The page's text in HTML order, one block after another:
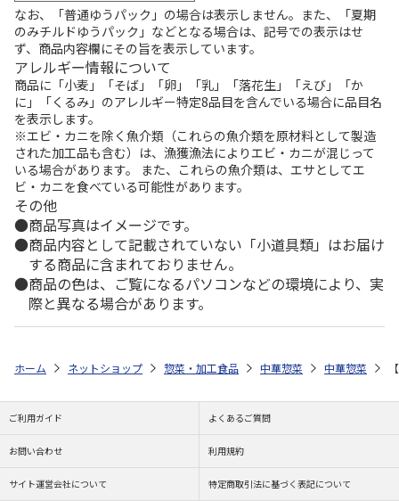
なお、「普通ゆうパック」の場合は表示しません。また、「夏期
のみチルドゆうパック」などとなる場合は、記号での表示はせ
ず、商品内容欄にその旨を表示しています。
アレルギー情報について
商品に「小麦」「そば」「卵」「乳」「落花生」「えび」「か
に」「くるみ」のアレルギー特定8品目を含んでいる場合に品目名
を表示します。
※エビ・カニを除く魚介類（これらの魚介類を原材料として製造
された加工品も含む）は、漁獲漁法によりエビ・カニが混じって
いる場合があります。 また、これらの魚介類は、エサとしてエ
ビ・カニを食べている可能性があります。
その他
商品写真はイメージです。
商品内容として記載されていない「小道具類」はお届け
する商品に含まれておりません。
商品の色は、ご覧になるパソコンなどの環境により、実
際と異なる場合があります。
ホーム ネットショップ 惣菜・加工食品 中華惣菜 中華惣菜
ご利用ガイド よくあるご質問
お問い合わせ 利用規約
サイト運営会社について 特定商取引法に基づく表記について